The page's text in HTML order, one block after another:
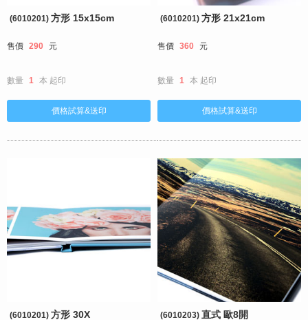
(6010201)方形 15x15cm
售價 290 元
數量 1 本 起印
(6010201)方形 21x21cm
售價 360 元
數量 1 本 起印
(6010201)方形 30X
(6010203)直式 歐8開